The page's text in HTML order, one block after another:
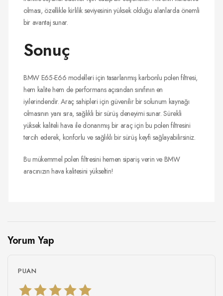
olması, özellikle kirlilik seviyesinin yüksek olduğu alanlarda önemli
bir avantaj sunar.
Sonuç
BMW E65-E66 modelleri için tasarlanmış karbonlu polen filtresi,
hem kalite hem de performans açısından sınıfının en
iyilerindendir. Araç sahipleri için güvenilir bir solunum kaynağı
olmasının yanı sıra, sağlıklı bir sürüş deneyimi sunar. Sürekli
yüksek kaliteli hava ile donanmış bir araç için bu polen filtresini
tercih ederek, konforlu ve sağlıklı bir sürüş keyfi sağlayabilirsiniz.
Bu mükemmel polen filtresini hemen sipariş verin ve BMW
aracınızın hava kalitesini yükseltin!
Yorum Yap
PUAN